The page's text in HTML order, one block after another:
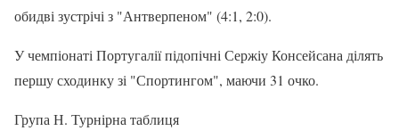
обидві зустрічі з "Антверпеном" (4:1, 2:0).
У чемпіонаті Португалії підопічні Сержіу Консейсана ділять
першу сходинку зі "Спортингом", маючи 31 очко.
Група Н. Турнірна таблиця